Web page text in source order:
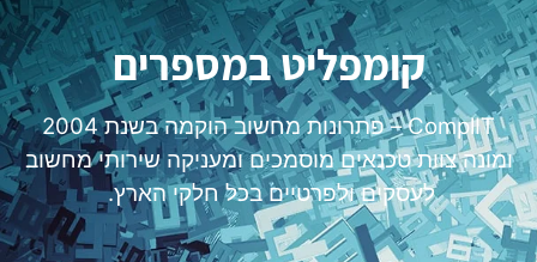
קומפליט במספרים
ComplIT – פתרונות מחשוב הוקמה בשנת 2004
ומונה צוות טכנאים מוסמכים ומעניקה שירותי מחשוב
לעסקים ולפרטיים בכל חלקי הארץ.